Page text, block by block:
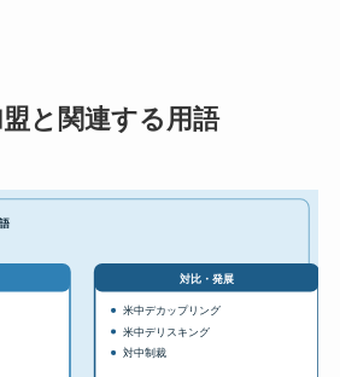
と関連する用語
対比・発展
米中デカップリング
米中デリスキング
対中制裁